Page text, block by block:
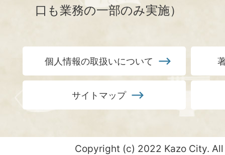
口も業務の一部のみ実施）
個人情報の取扱いについて
サイトマップ
Copyright (c) 2022 Kazo City.